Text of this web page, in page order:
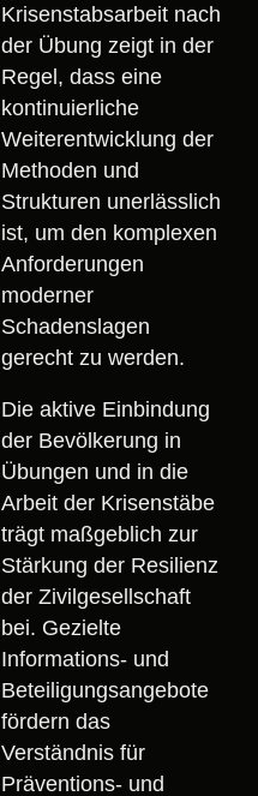
Krisenstabsarbeit nach
der Übung zeigt in der
Regel, dass eine
kontinuierliche
Weiterentwicklung der
Methoden und
Strukturen unerlässlich
ist, um den komplexen
Anforderungen
moderner
Schadenslagen
gerecht zu werden.
Die aktive Einbindung
der Bevölkerung in
Übungen und in die
Arbeit der Krisenstäbe
trägt maßgeblich zur
Stärkung der Resilienz
der Zivilgesellschaft
bei. Gezielte
Informations- und
Beteiligungsangebote
fördern das
Verständnis für
Präventions- und